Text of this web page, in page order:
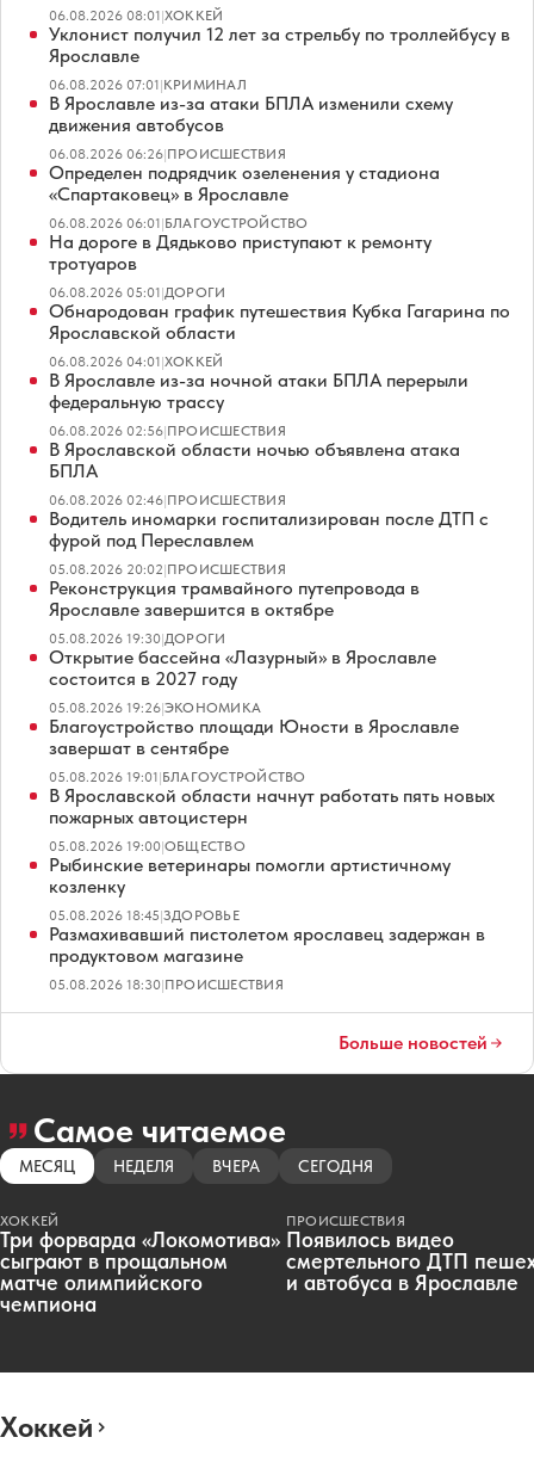
06.08.2026 08:01|ХОККЕЙ
Уклонист получил 12 лет за стрельбу по троллейбусу в
Ярославле
06.08.2026 07:01|КРИМИНАЛ
В Ярославле из-за атаки БПЛА изменили схему
движения автобусов
06.08.2026 06:26|ПРОИСШЕСТВИЯ
Определен подрядчик озеленения у стадиона
«Спартаковец» в Ярославле
06.08.2026 06:01|БЛАГОУСТРОЙСТВО
На дороге в Дядьково приступают к ремонту
тротуаров
06.08.2026 05:01|ДОРОГИ
Обнародован график путешествия Кубка Гагарина по
Ярославской области
06.08.2026 04:01|ХОККЕЙ
В Ярославле из-за ночной атаки БПЛА перерыли
федеральную трассу
06.08.2026 02:56|ПРОИСШЕСТВИЯ
В Ярославской области ночью объявлена атака
БПЛА
06.08.2026 02:46|ПРОИСШЕСТВИЯ
Водитель иномарки госпитализирован после ДТП с
фурой под Переславлем
05.08.2026 20:02|ПРОИСШЕСТВИЯ
Реконструкция трамвайного путепровода в
Ярославле завершится в октябре
05.08.2026 19:30|ДОРОГИ
Открытие бассейна «Лазурный» в Ярославле
состоится в 2027 году
05.08.2026 19:26|ЭКОНОМИКА
Благоустройство площади Юности в Ярославле
завершат в сентябре
05.08.2026 19:01|БЛАГОУСТРОЙСТВО
В Ярославской области начнут работать пять новых
пожарных автоцистерн
05.08.2026 19:00|ОБЩЕСТВО
Рыбинские ветеринары помогли артистичному
козленку
05.08.2026 18:45|ЗДОРОВЬЕ
Размахивавший пистолетом ярославец задержан в
продуктовом магазине
05.08.2026 18:30|ПРОИСШЕСТВИЯ
Больше новостей
Самое читаемое
МЕСЯЦ НЕДЕЛЯ ВЧЕРА СЕГОДНЯ
ХОККЕЙ
Три форварда «Локомотива»
сыграют в прощальном
матче олимпийского
чемпиона
ПРОИСШЕСТВИЯ
Появилось видео
смертельного ДТП
и автобуса в Ярославле
Хоккей